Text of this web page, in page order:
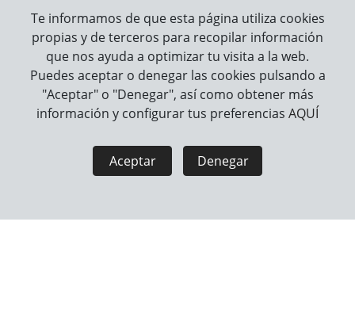
SINGING FRIEND - LISA
SINGING FRIEND -
MULTI GRIS / BLANCO
COMEDERO CON
PARA PÁJAROS KARLIE -
COMEDERO CON
PARA PÁJAROS KARLIE -
Te informamos de que esta página utiliza cookies
propias y de terceros para recopilar información
que nos ayuda a optimizar tu visita a la web.
Puedes aceptar o denegar las cookies pulsando a
"Aceptar" o "Denegar", así como obtener más
información y configurar tus preferencias AQUÍ
Aceptar Denegar